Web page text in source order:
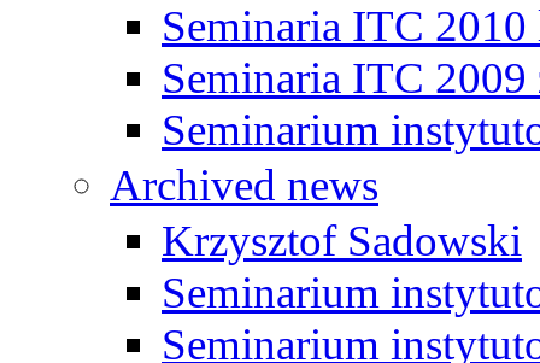
Seminaria ITC 2010
Seminaria ITC 2009
Seminarium
Archived news
Krzysztof Sadowski
Seminarium
Seminarium